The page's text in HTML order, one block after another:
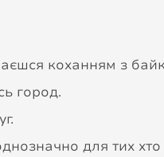
коханням з
город.
для тих хто